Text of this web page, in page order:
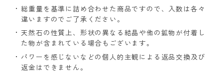
総重量を基準に詰め合わせた商品ですので、入数は各々
違いますのでご了承ください。
天然石の性質上、形状の異なる結晶や他の鉱物が付着し
た物が含まれている場合もございます。
パワーを感じないなどの個人的主観による返品交換及び
返金はできません。